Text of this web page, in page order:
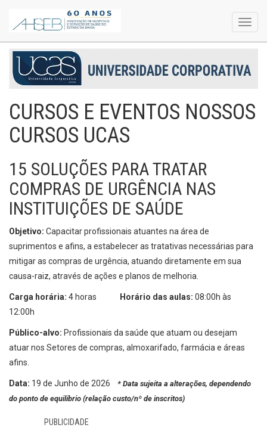
CURSOS E EVENTOS NOSSOS
CURSOS UCAS
15 SOLUÇÕES PARA TRATAR
COMPRAS DE URGÊNCIA NAS
INSTITUIÇÕES DE SAÚDE
Objetivo: Capacitar profissionais atuantes na área de
suprimentos e afins, a estabelecer as tratativas necessárias para
mitigar as compras de urgência, atuando diretamente em sua
causa-raiz, através de ações e planos de melhoria.
Carga horária: 4 horas Horário das aulas: 08:00h às
12:00h
Público-alvo: Profissionais da saúde que atuam ou desejam
atuar nos Setores de compras, almoxarifado, farmácia e áreas
afins.
Data: 19 de Junho de 2026 * Data sujeita a alterações, dependendo
do ponto de equilíbrio (relação custo/nº de inscritos)
PUBLICIDADE